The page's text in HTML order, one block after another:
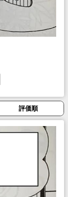
評価順